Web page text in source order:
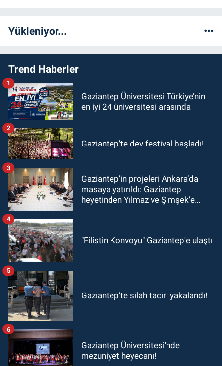
Yükleniyor...
Trend Haberler
Gaziantep Üniversitesi Türkiye’nin
en iyi 24 üniversitesi arasında
1
Gaziantep'te dev festival başladı!
2
Gaziantep’in projeleri Ankara’da
masaya yatırıldı: Gaziantep
heyetinden Yılmaz ve Şimşek’e
3
"Filistin Konvoyu" Gaziantep'e ulaştı
4
Gaziantep’te silah taciri yakalandı!
5
Gaziantep Üniversitesi'nde
mezuniyet heyecanı!
6